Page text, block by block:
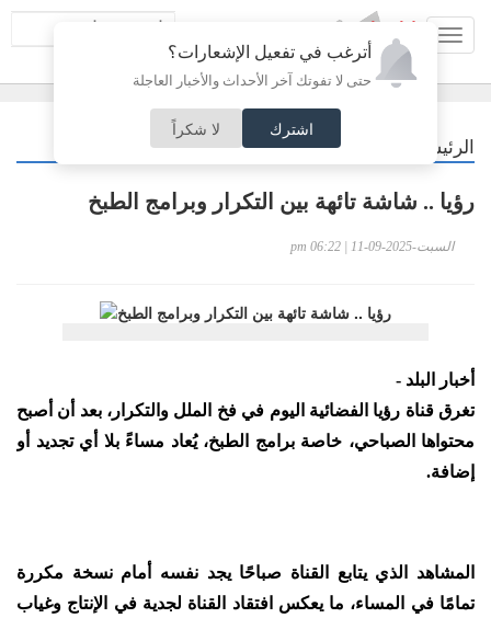
أترغب في تفعيل الإشعارات؟
حتى لا تفوتك آخر الأحداث والأخبار العاجلة
اشترك لا شكراً
الرئيسية
رؤيا .. شاشة تائهة بين التكرار وبرامج الطبخ
السبت-2025-09-11 | 06:22 pm
أخبار البلد -
تغرق قناة رؤيا الفضائية اليوم في فخ الملل والتكرار، بعد أن أصبح
محتواها الصباحي، خاصة برامج الطبخ، يُعاد مساءً بلا أي تجديد أو
إضافة.
المشاهد الذي يتابع القناة صباحًا يجد نفسه أمام نسخة مكررة
تمامًا في المساء، ما يعكس افتقاد القناة لجدية في الإنتاج وغياب